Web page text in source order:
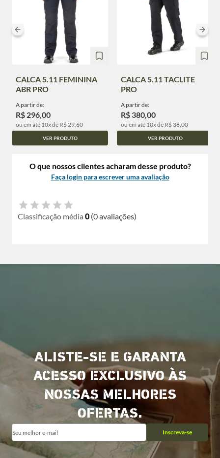
CALCA 5.11 FEMININA
ABR PRO
A partir de:
R$ 296,00
ou em até 10x de R$ 29,60
VER PRODUTO
CALCA 5.11 TACLITE
PRO
A partir de:
R$ 380,00
ou em até 10x de R$ 38,00
VER PRODUTO
O que nossos clientes acharam desse produto?
Faça login para escrever uma avaliação
Classificação média 0 (0 avaliações)
ALISTE-SE E GARANTA
ACESSO EXCLUSIVO ÀS
NOSSAS MELHORES
OFERTAS.
Inscreva-se